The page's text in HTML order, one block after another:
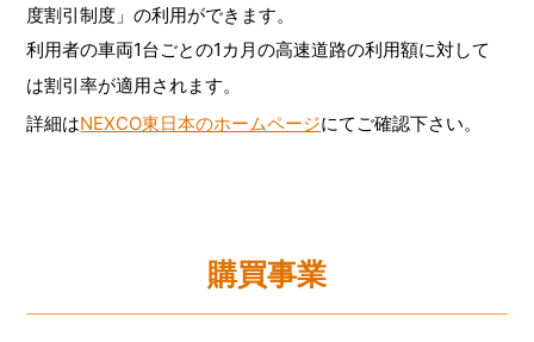
度割引制度」の利用ができます。
利用者の車両1台ごとの1カ月の高速道路の利用額に対して
は割引率が適用されます。
詳細はNEXCO東日本のホームページにてご確認下さい。
購買事業